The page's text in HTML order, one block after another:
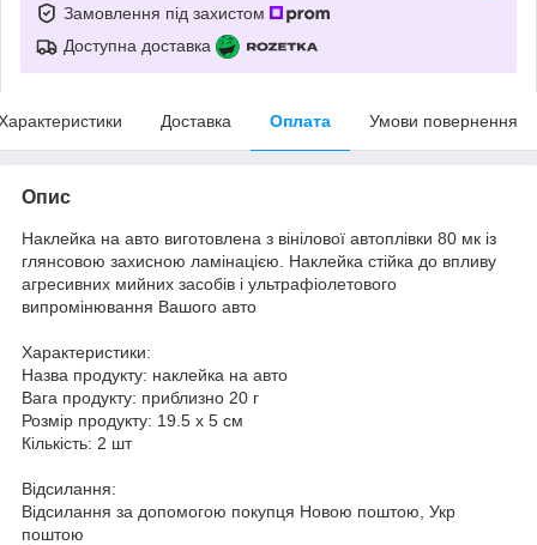
Замовлення під захистом
Доступна доставка
Доставка Оплата Умови повернення
Опис
Наклейка на авто виготовлена з вінілової автоплівки 80 мк із
глянсовою захисною ламінацією. Наклейка стійка до впливу
агресивних мийних засобів і ультрафіолетового
випромінювання Вашого авто
Характеристики:
Назва продукту: наклейка на авто
Вага продукту: приблизно 20 г
Розмір продукту: 19.5 х 5 см
Кількість: 2 шт
Відсилання:
Відсилання за допомогою покупця Новою поштою, Укр
поштою